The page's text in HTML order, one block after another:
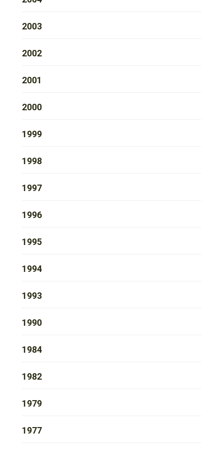
2003
2002
2001
2000
1999
1998
1997
1996
1995
1994
1993
1990
1984
1982
1979
1977